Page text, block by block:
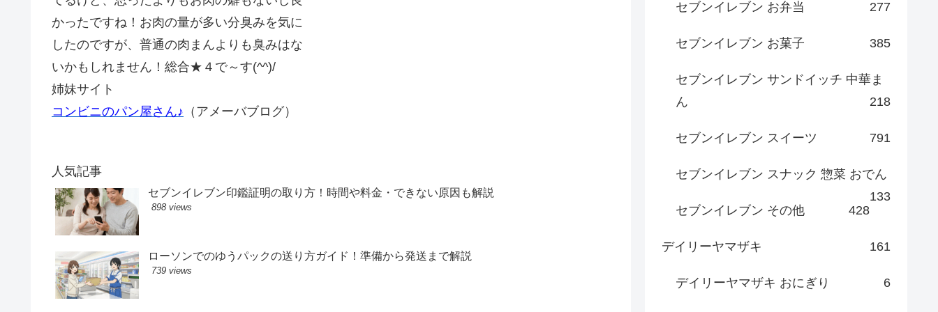
かったですね！お肉の量が多い分臭みを気に
したのですが、普通の肉まんよりも臭みはな
いかもしれません！総合★４で～す(^^)/
姉妹サイト
コンビニのパン屋さん♪ （アメーバブログ）
人気記事
セブンイレブン印鑑証明の取り方！時間や料金・できない原因も解説
898 views
ローソンでのゆうパックの送り方ガイド！準備から発送まで解説
739 views
セブンイレブン お弁当 277
セブンイレブン お菓子 385
セブンイレブン サンドイッチ 中華ま
ん
218
セブンイレブン スイーツ 791
セブンイレブン スナック 惣菜 おでん
133
セブンイレブン その他
428
デイリーヤマザキ 161
デイリーヤマザキ おにぎり 6